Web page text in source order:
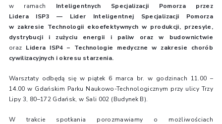
w ramach Inteligentnych Specjalizacji Pomorza przez
Lidera ISP3 — Lider Inteligentnej Specjalizacji Pomorza
w zakresie Technologii ekoefektywnych w produkcji, przesyle,
dystrybucji i zużyciu energii i paliw oraz w budownictwie
oraz Lidera ISP4 – Technologie medyczne w zakresie chorób
cywilizacyjnych i okresu starzenia.
Warsztaty odbędą się w piątek 6 marca br. w godzinach 11.00 –
14.00 w Gdańskim Parku Naukowo-Technologicznym przy ulicy Trzy
Lipy 3, 80–172 Gdańsk, w Sali 002 (Budynek B).
W trakcie spotkania porozmawiamy o możliwościach